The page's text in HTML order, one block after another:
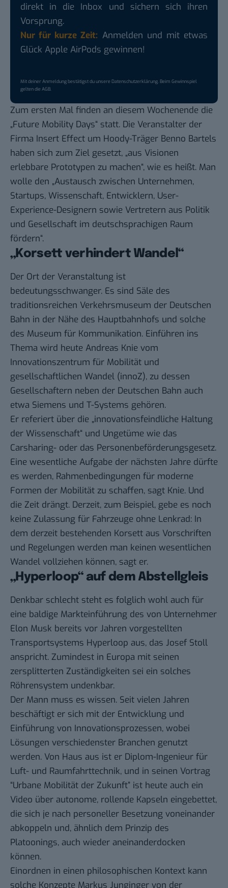
direkt in die Inbox und sichern sich ihren
Vorsprung.
Nur für kurze Zeit: Anmelden und mit etwas
Glück Apple AirPods gewinnen!
Mit deiner Anmeldung bestätigst du unsereDatenschutzerklärung. Beim Gewinnspiel
gelten dieAGB.
Zum ersten Mal finden an diesem Wochenende die
„Future Mobility Days“ statt. Die Veranstalter der
Firma Insert Effect um Hoody-Träger Benno Bartels
haben sich zum Ziel gesetzt, „aus Visionen
erlebbare Prototypen zu machen“, wie es heißt. Man
wolle den „Austausch zwischen Unternehmen,
Startups, Wissenschaft, Entwicklern, User-
Experience-Designern sowie Vertretern aus Politik
und Gesellschaft im deutschsprachigen Raum
fördern“.
„Korsett verhindert Wandel“
Der Ort der Veranstaltung ist
bedeutungsschwanger. Es sind Säle des
traditionsreichen Verkehrsmuseum der Deutschen
Bahn in der Nähe des Hauptbahnhofs und solche
des Museum für Kommunikation. Einführen ins
Thema wird heute Andreas Knie vom
Innovationszentrum für Mobilität und
gesellschaftlichen Wandel (innoZ), zu dessen
Gesellschaftern neben der Deutschen Bahn auch
etwa Siemens und T-Systems gehören.
Er referiert über die „innovationsfeindliche Haltung
der Wissenschaft“ und Ungetüme wie das
Carsharing- oder das Personenbeförderungsgesetz.
Eine wesentliche Aufgabe der nächsten Jahre dürfte
es werden, Rahmenbedingungen für moderne
Formen der Mobilität zu schaffen, sagt Knie. Und
die Zeit drängt. Derzeit, zum Beispiel, gebe es noch
keine Zulassung für Fahrzeuge ohne Lenkrad: In
dem derzeit bestehenden Korsett aus Vorschriften
und Regelungen werden man keinen wesentlichen
Wandel vollziehen können, sagt er.
„Hyperloop“ auf dem Abstellgleis
Denkbar schlecht steht es folglich wohl auch für
eine baldige Markteinführung des von Unternehmer
Elon Musk bereits vor Jahren vorgestellten
Transportsystems Hyperloop aus, das Josef Stoll
anspricht. Zumindest in Europa mit seinen
zersplitterten Zuständigkeiten sei ein solches
Röhrensystem undenkbar.
Der Mann muss es wissen. Seit vielen Jahren
beschäftigt er sich mit der Entwicklung und
Einführung von Innovationsprozessen, wobei
Lösungen verschiedenster Branchen genutzt
werden. Von Haus aus ist er Diplom-Ingenieur für
Luft- und Raumfahrttechnik, und in seinen Vortrag
“Urbane Mobilität der Zukunft” ist heute auch ein
Video über autonome, rollende Kapseln eingebettet,
die sich je nach personeller Besetzung voneinander
abkoppeln und, ähnlich dem Prinzip des
Platoonings, auch wieder aneinanderdocken
können.
Einordnen in einen philosophischen Kontext kann
solche Konzepte Markus Junginger von der